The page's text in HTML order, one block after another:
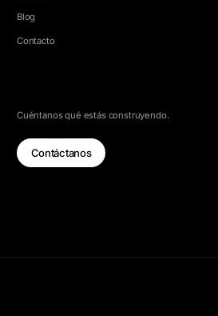
Blog
Contacto
Cuéntanos qué estás construyendo.
Contáctanos